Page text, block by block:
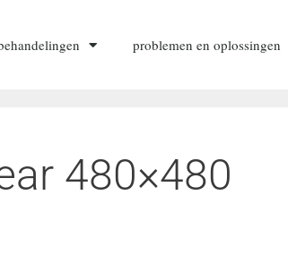
problemen en oplossingen
480×480